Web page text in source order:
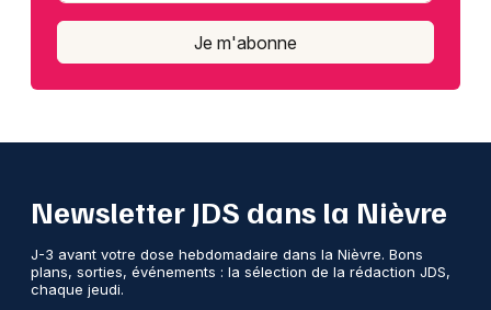
Je m'abonne
Newsletter JDS dans la Nièvre
J-3 avant votre dose hebdomadaire dans la Nièvre. Bons
plans, sorties, événements : la sélection de la rédaction JDS,
chaque jeudi.